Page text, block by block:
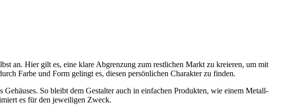
an. Hier gilt es, eine klare Abgrenzung zum restlichen Markt zu kreieren, um mit
Farbe und Form gelingt es, diesen persönlichen Charakter zu finden.
So bleibt dem Gestalter auch in einfachen Produkten, wie einem Metall-
es für den jeweiligen Zweck.